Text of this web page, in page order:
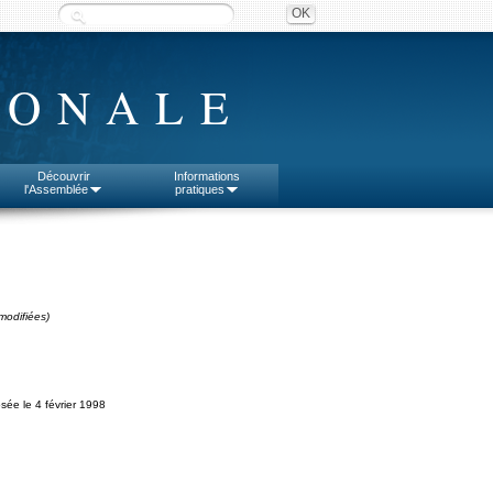
Découvrir
l'Assemblée
Informations
pratiques
le 4 février 1998